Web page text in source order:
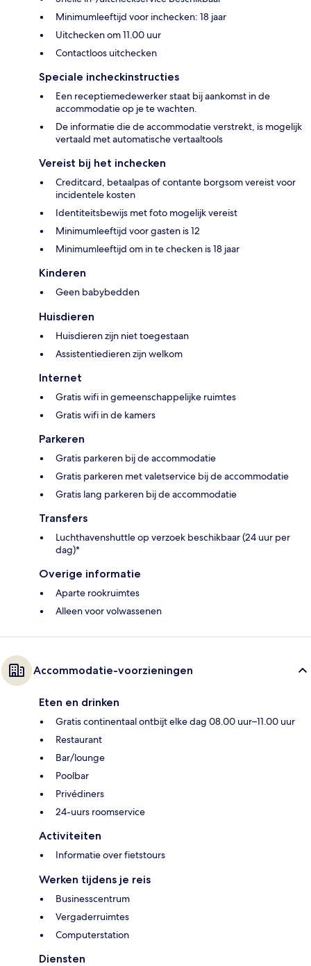
Minimumleeftijd voor inchecken: 18 jaar
Uitchecken om 11.00 uur
Contactloos uitchecken
Speciale incheckinstructies
Een receptiemedewerker staat bij aankomst in de
accommodatie op je te wachten.
De informatie die de accommodatie verstrekt, is mogelijk
vertaald met automatische vertaaltools
Vereist bij het inchecken
Creditcard, betaalpas of contante borgsom vereist voor
incidentele kosten
Identiteitsbewijs met foto mogelijk vereist
Minimumleeftijd voor gasten is 12
Minimumleeftijd om in te checken is 18 jaar
Kinderen
Geen babybedden
Huisdieren
Huisdieren zijn niet toegestaan
Assistentiedieren zijn welkom
Internet
Gratis wifi in gemeenschappelijke ruimtes
Gratis wifi in de kamers
Parkeren
Gratis parkeren bij de accommodatie
Gratis parkeren met valetservice bij de accommodatie
Gratis lang parkeren bij de accommodatie
Transfers
Luchthavenshuttle op verzoek beschikbaar (24 uur per
dag)*
Overige informatie
Aparte rookruimtes
Alleen voor volwassenen
Accommodatie-voorzieningen
Eten en drinken
Gratis continentaal ontbijt elke dag 08.00 uur–11.00 uur
Restaurant
Bar/lounge
Poolbar
Privédiners
24-uurs roomservice
Activiteiten
Informatie over fietstours
Werken tijdens je reis
Businesscentrum
Vergaderruimtes
Computerstation
Diensten